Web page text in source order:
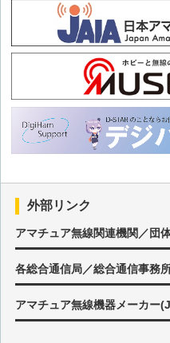
第125回 年末年始の九州北
第124回 山梨県移動
第123回 徳之島移動(3回目)
第122回 徒歩による東京都
第121回 岩手県北部移動(後
第120回 岩手県北部移動(前
第119回 沖永良部島移動(3
外部リンク
アマチュア無線関連機関／団
各総合通信局／総合通信事務
アマチュア無線機器メーカー